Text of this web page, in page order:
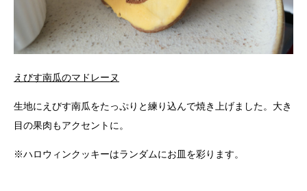
えびす南瓜のマドレーヌ
生地にえびす南瓜をたっぷりと練り込んで焼き上げました。大き
目の果肉もアクセントに。
※ハロウィンクッキーはランダムにお皿を彩ります。